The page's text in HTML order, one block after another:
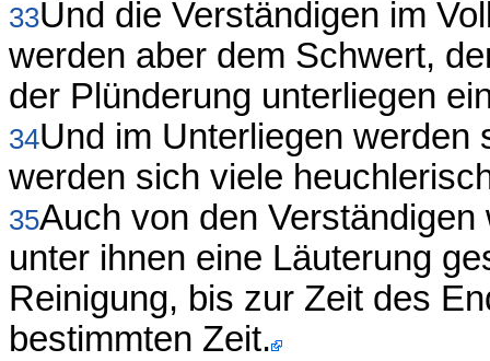
33Und die Verständigen im
werden aber dem Schwert,
der Plünderung unterliegen
34Und im Unterliegen werden
werden sich viele
35Auch von den
unter ihnen eine Läuterung
Reinigung, bis zur Zeit des
bestimmten Zeit.